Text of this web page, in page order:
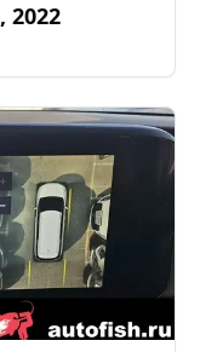
, 2022